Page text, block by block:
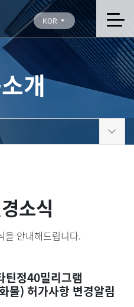
KOR
개
소식
을 안내해드립니다.
틴정40밀리그램
물) 허가사항 변경알림